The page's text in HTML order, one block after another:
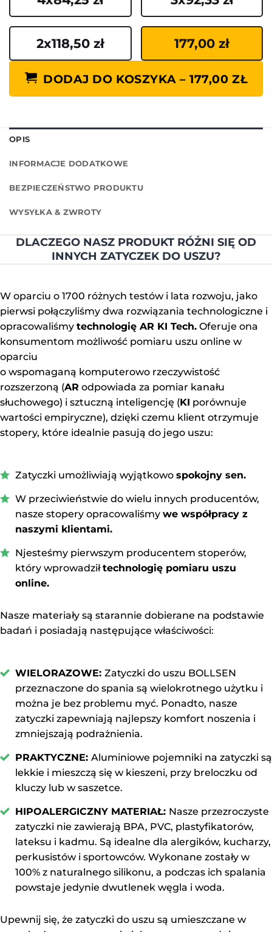
2x118,50 zł 177,00 zł
DODAJ DO KOSZYKA – 177,00 ZŁ
OPIS
INFORMACJE DODATKOWE
BEZPIECZEŃSTWO PRODUKTU
WYSYŁKA & ZWROTY
DLACZEGO NASZ PRODUKT RÓŻNI SIĘ OD
INNYCH ZATYCZEK DO USZU?
W oparciu o 1700 różnych testów i lata rozwoju, jako
pierwsi połączyliśmy dwa rozwiązania technologiczne i
opracowaliśmy technologię AR KI Tech. Oferuje ona
konsumentom możliwość pomiaru uszu online w
oparciu
o wspomaganą komputerowo rzeczywistość
rozszerzoną (AR odpowiada za pomiar kanału
słuchowego) i sztuczną inteligencję (KI porównuje
wartości empiryczne), dzięki czemu klient otrzymuje
stopery, które idealnie pasują do jego uszu:
Zatyczki umożliwiają wyjątkowo spokojny sen.
W przeciwieństwie do wielu innych producentów,
nasze stopery opracowaliśmy we współpracy z
naszymi klientami.
Njesteśmy pierwszym producentem stoperów,
który wprowadziłtechnologię pomiaru uszu
online.
Nasze materiały są starannie dobierane na podstawie
badań i posiadają następujące właściwości:
WIELORAZOWE: Zatyczki do uszu BOLLSEN
przeznaczone do spania są wielokrotnego użytku i
można je bez problemu myć. Ponadto, nasze
zatyczki zapewniają najlepszy komfort noszenia i
zmniejszają podrażnienia.
PRAKTYCZNE: Aluminiowe pojemniki na zatyczki są
lekkie i mieszczą się w kieszeni, przy breloczku od
kluczy lub w saszetce.
HIPOALERGICZNY MATERIAŁ: Nasze przezroczyste
zatyczki nie zawierają BPA, PVC, plastyfikatorów,
lateksu i kadmu. Są idealne dla alergików, kucharzy,
perkusistów i sportowców. Wykonane zostały w
100% z naturalnego silikonu, a podczas ich spalania
powstaje jedynie dwutlenek węgla i woda.
Upewnij się, że zatyczki do uszu są umieszczane w